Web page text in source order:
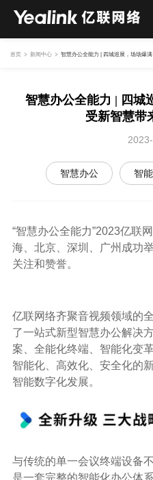
首页 > 新闻中心 > 智慧办公全能力 | 四城巡展，场场爆
智慧办公全能力 | 四城
受新智慧带
智慧办公 智
“智慧办公全能力”2023亿联
海、北京、深圳、广州成功
关注和赞誉。
亿联网络齐聚音视频领域的
了一站式新型智慧办公解决
案、全能化终端、智能化变
智能化、高效化、安全化的
智能数字化发展。
与传统的单一会议终端设备